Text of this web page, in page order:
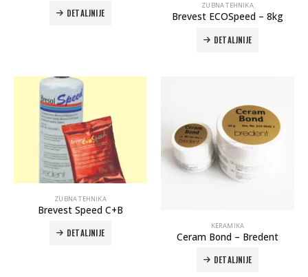
DETALJNIJE
ZUBNA TEHNIKA
Brevest ECOSpeed – 8kg
DETALJNIJE
ZUBNA TEHNIKA
Brevest Speed C+B
DETALJNIJE
KERAMIKA
Ceram Bond – Bredent
DETALJNIJE